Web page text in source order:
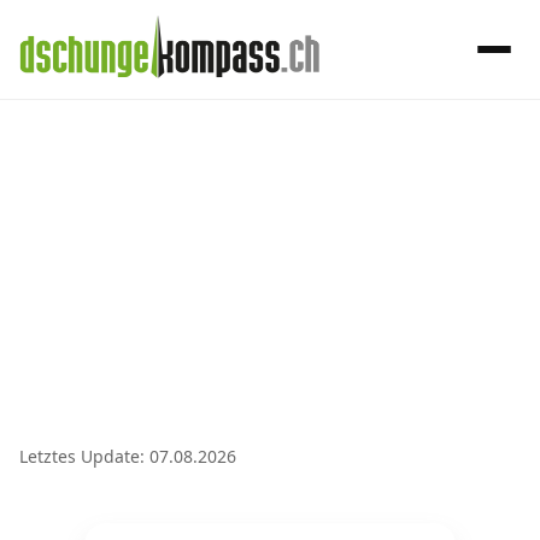
Alle Prepaids auf einem Blick
Letztes Update: 07.08.2026